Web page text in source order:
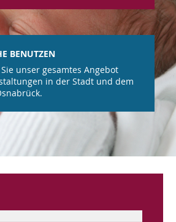
BENUTZEN
unser gesamtes Angebot
in der Stadt und dem